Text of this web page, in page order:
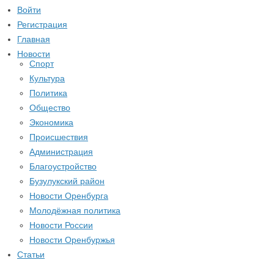
Войти
Регистрация
Главная
Новости
Спорт
Культура
Политика
Общество
Экономика
Происшествия
Администрация
Благоустройство
Бузулукский район
Новости Оренбурга
Молодёжная политика
Новости России
Новости Оренбуржья
Статьи